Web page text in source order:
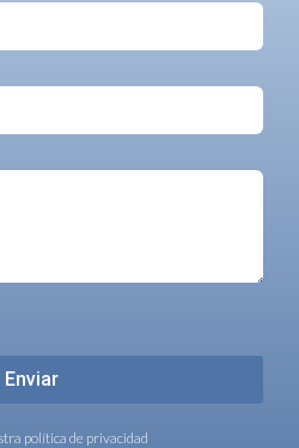
Enviar
política de privacidad